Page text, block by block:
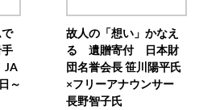
で
手
JA
～
故人の「想い」かなえ
る 遺贈寄付 日本財
団名誉会長 笹川陽平氏
×フリーアナウンサー
長野智子氏